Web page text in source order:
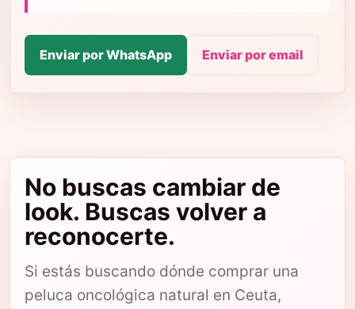
Enviar por WhatsApp Enviar por email
No buscas cambiar de
look. Buscas volver a
reconocerte.
Si estás buscando dónde comprar una
peluca oncológica natural en Ceuta,